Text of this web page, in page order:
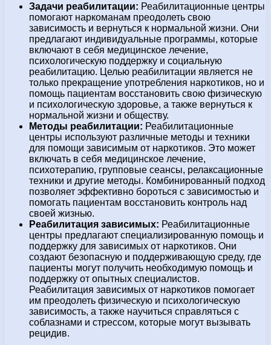
Задачи реабилитации: Реабилитационные центры
помогают наркоманам преодолеть свою
зависимость и вернуться к нормальной жизни. Они
предлагают индивидуальные программы, которые
включают в себя медицинское лечение,
психологическую поддержку и социальную
реабилитацию. Целью реабилитации является не
только прекращение употребления наркотиков, но и
помощь пациентам восстановить свою физическую
и психологическую здоровье, а также вернуться к
нормальной жизни и обществу.
Методы реабилитации: Реабилитационные
центры используют различные методы и техники
для помощи зависимым от наркотиков. Это может
включать в себя медицинское лечение,
психотерапию, групповые сеансы, релаксационные
техники и другие методы. Комбинированный подход
позволяет эффективно бороться с зависимостью и
помогать пациентам восстановить контроль над
своей жизнью.
Реабилитация зависимых: Реабилитационные
центры предлагают специализированную помощь и
поддержку для зависимых от наркотиков. Они
создают безопасную и поддерживающую среду, где
пациенты могут получить необходимую помощь и
поддержку от опытных специалистов.
Реабилитация зависимых от наркотиков помогает
им преодолеть физическую и психологическую
зависимость, а также научиться справляться с
соблазнами и стрессом, которые могут вызывать
рецидив.